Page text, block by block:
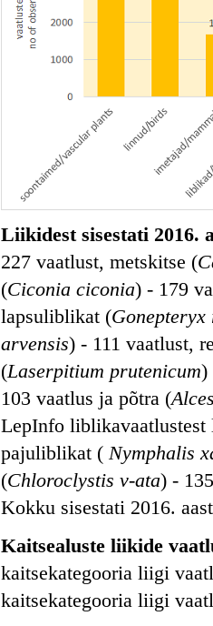
Liikidest sisestati 2016.
227 vaatlust, metskitse (
(Ciconia ciconia) - 179
lapsuliblikat (Gonepteryx
arvensis) - 111 vaatlust,
(Laserpitium prutenicum)
103 vaatlus ja põtra (
LepInfo liblikavaatlustest
pajuliblikat (Nymphalis
(Chloroclystis v-ata) -
Kokku sisestati 2016.
Kaitsealuste liikide
kaitsekategooria liigi
kaitsekategooria liigi